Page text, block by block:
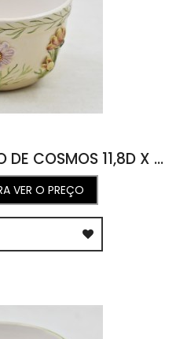
BOWL COM APLICAÇAO DE COSMOS 11,8D X 6,9A
VER O PREÇO